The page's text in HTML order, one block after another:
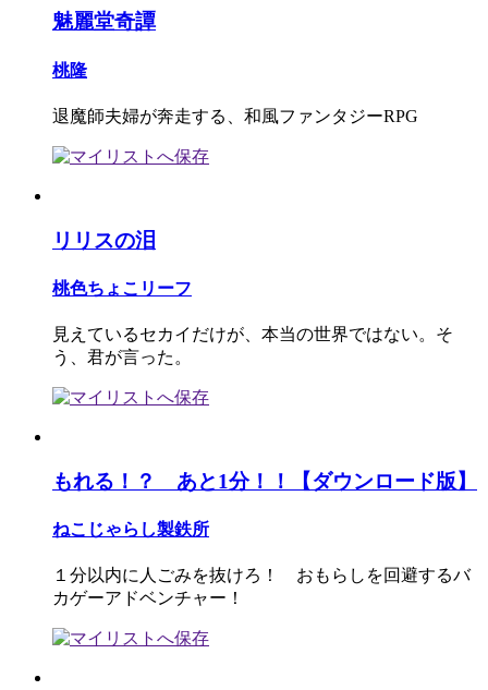
魅麗堂奇譚
桃隆
退魔師夫婦が奔走する、和風ファンタジーRPG
リリスの泪
桃色ちょこリーフ
見えているセカイだけが、本当の世界ではない。そ
う、君が言った。
もれる！？ あと1分！！【ダウンロード版】
ねこじゃらし製鉄所
１分以内に人ごみを抜けろ！ おもらしを回避するバ
カゲーアドベンチャー！